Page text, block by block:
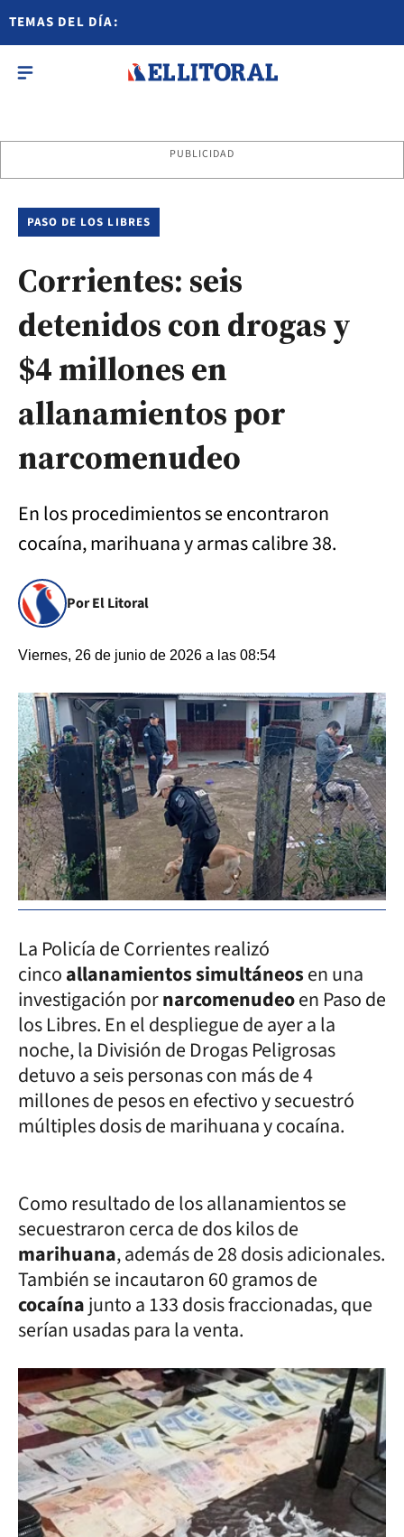
TEMAS DEL DÍA:
PUBLICIDAD
PASO DE LOS LIBRES
Corrientes: seis
detenidos con drogas y
$4 millones en
allanamientos por
narcomenudeo
En los procedimientos se encontraron
cocaína, marihuana y armas calibre 38.
Por El Litoral
Viernes, 26 de junio de 2026 a las 08:54
La Policía de Corrientes realizó
cincoallanamientos simultáneosen una
investigación pornarcomenudeoen Paso de
los Libres. En el despliegue de ayer a la
noche, la División de Drogas Peligrosas
detuvo a seis personas con más de 4
millones de pesos en efectivo y secuestró
múltiples dosis de marihuana y cocaína.
Como resultado de los allanamientos se
secuestraron cerca de dos kilos de
marihuana, además de 28 dosis adicionales.
También se incautaron 60 gramos de
cocaínajunto a 133 dosis fraccionadas, que
serían usadas para la venta.